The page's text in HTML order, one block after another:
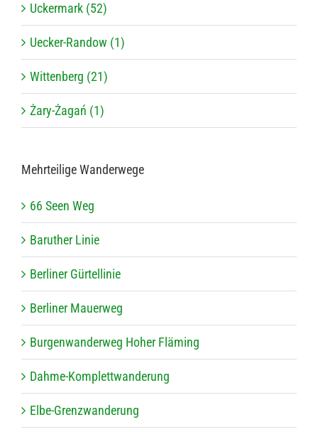
Uckermark (52)
Uecker-Randow (1)
Wittenberg (21)
Żary-Żagań (1)
Mehr­tei­lige Wanderwege
66 Seen Weg
Baru­ther Linie
Ber­li­ner Gürtellinie
Ber­li­ner Mauerweg
Bur­gen­wan­der­weg Hoher Fläming
Dahme-Kom­plett­wan­de­rung
Elbe-Grenz­wan­de­rung